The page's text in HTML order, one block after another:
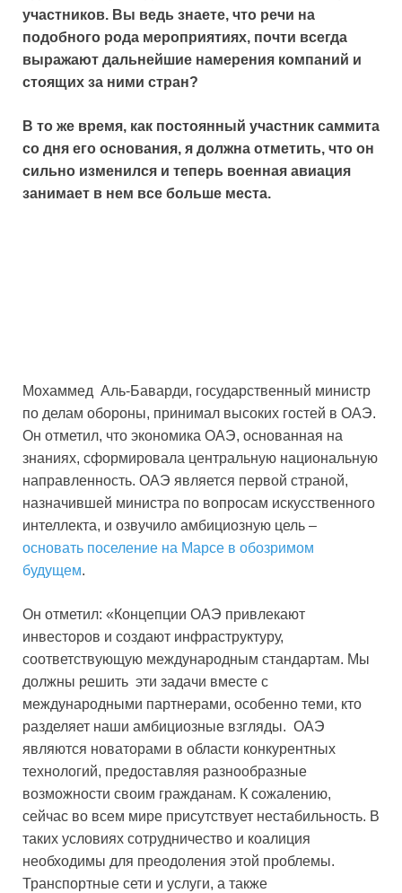
участников. Вы ведь знаете, что речи на
подобного рода мероприятиях, почти всегда
выражают дальнейшие намерения компаний и
стоящих за ними стран?
В то же время, как постоянный участник саммита
со дня его основания, я должна отметить, что он
сильно изменился и теперь военная авиация
занимает в нем все больше места.
Мохаммед Аль-Баварди, государственный министр
по делам обороны, принимал высоких гостей в ОАЭ.
Он отметил, что экономика ОАЭ, основанная на
знаниях, сформировала центральную национальную
направленность. ОАЭ является первой страной,
назначившей министра по вопросам искусственного
интеллекта, и озвучило амбициозную цель –
основать поселение на Марсе в обозримом
будущем.
Он отметил: «Концепции ОАЭ привлекают
инвесторов и создают инфраструктуру,
соответствующую международным стандартам. Мы
должны решить эти задачи вместе с
международными партнерами, особенно теми, кто
разделяет наши амбициозные взгляды. ОАЭ
являются новаторами в области конкурентных
технологий, предоставляя разнообразные
возможности своим гражданам. К сожалению,
сейчас во всем мире присутствует нестабильность. В
таких условиях сотрудничество и коалиция
необходимы для преодоления этой проблемы.
Транспортные сети и услуги, а также